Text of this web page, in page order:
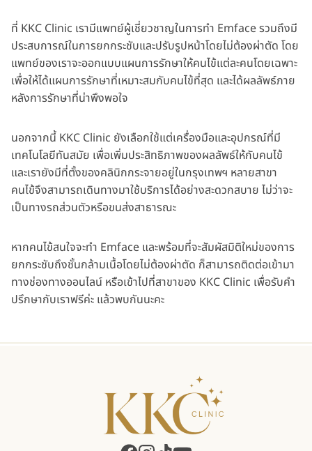
ที่ KKC Clinic เรามีแพทย์ผู้เชี่ยวชาญในการทำ Emface รวมถึงมี
ประสบการณ์ในการยกกระชับและปรับรูปหน้าโดยไม่ต้องผ่าตัด โดย
แพทย์ของเราจะออกแบบแผนการรักษาให้คนไข้แต่ละคนโดยเฉพาะ
เพื่อให้ได้แผนการรักษาที่เหมาะสมกับคนไข้ที่สุด และได้ผลลัพธ์ภาย
หลังการรักษาที่น่าพึงพอใจ
นอกจากนี้ KKC Clinic ยังเลือกใช้แต่เครื่องมือและอุปกรณ์ที่มี
เทคโนโลยีทันสมัย เพื่อเพิ่มประสิทธิภาพของผลลัพธ์ให้กับคนไข้
และเรายังมีที่ตั้งของคลินิกกระจายอยู่ในกรุงเทพฯ หลายสาขา
คนไข้จึงสามารถเดินทางมาใช้บริการได้อย่างสะดวกสบาย ไม่ว่าจะ
เป็นทางรถส่วนตัวหรือขนส่งสาธารณะ
หากคนไข้สนใจจะทำ Emface และพร้อมที่จะสัมผัสมิติใหม่ของการ
ยกกระชับถึงชั้นกล้ามเนื้อโดยไม่ต้องผ่าตัด ก็สามารถติดต่อเข้ามา
ทางช่องทางออนไลน์ หรือเข้าไปที่สาขาของ KKC Clinic เพื่อรับคำ
ปรึกษากับเราฟรีค่ะ แล้วพบกันนะคะ